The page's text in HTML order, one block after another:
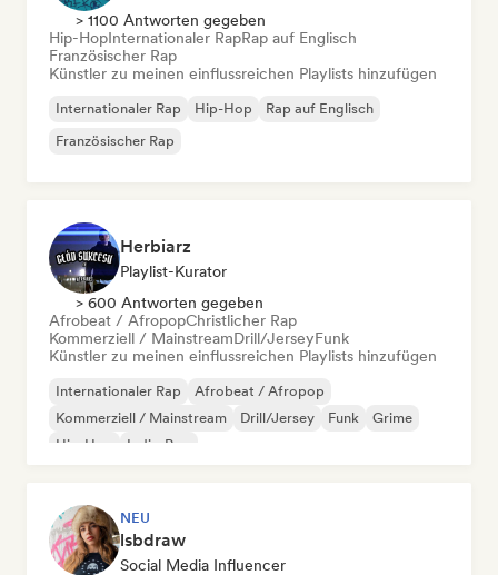
> 1100 Antworten gegeben
Hip-HopInternationaler RapRap auf Englisch
Französischer Rap
Künstler zu meinen einflussreichen Playlists hinzufügen
Internationaler Rap Hip-Hop
Rap auf Englisch
Französischer Rap
Herbiarz
Playlist-Kurator
> 600 Antworten gegeben
Afrobeat / AfropopChristlicher Rap
Kommerziell / MainstreamDrill/JerseyFunk
Künstler zu meinen einflussreichen Playlists hinzufügen
Internationaler Rap
Afrobeat / Afropop
Kommerziell / Mainstream
Drill/Jersey Funk
Grime
Hip-Hop
Indie-Pop
NEU
lsbdraw
Social Media Influencer